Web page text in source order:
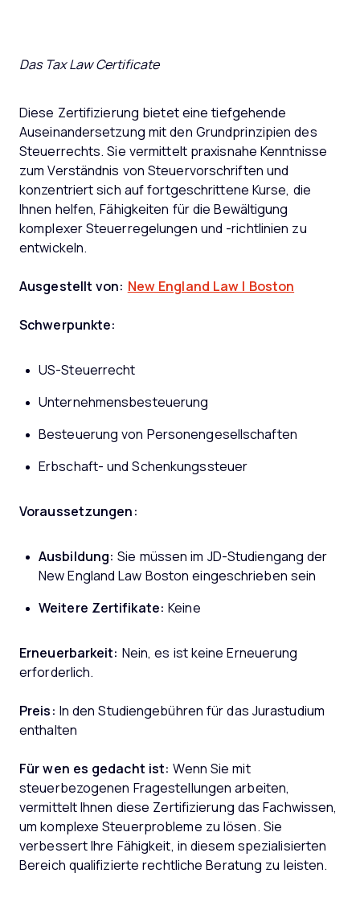
Das Tax Law Certificate
Diese Zertifizierung bietet eine tiefgehende
Auseinandersetzung mit den Grundprinzipien des
Steuerrechts. Sie vermittelt praxisnahe Kenntnisse
zum Verständnis von Steuervorschriften und
konzentriert sich auf fortgeschrittene Kurse, die
Ihnen helfen, Fähigkeiten für die Bewältigung
komplexer Steuerregelungen und -richtlinien zu
entwickeln.
Ausgestellt von: New England Law | Boston
Schwerpunkte:
US-Steuerrecht
Unternehmensbesteuerung
Besteuerung von Personengesellschaften
Erbschaft- und Schenkungssteuer
Voraussetzungen:
Ausbildung: Sie müssen im JD-Studiengang der
New England Law Boston eingeschrieben sein
Weitere Zertifikate: Keine
Erneuerbarkeit: Nein, es ist keine Erneuerung
erforderlich.
Preis: In den Studiengebühren für das Jurastudium
enthalten
Für wen es gedacht ist: Wenn Sie mit
steuerbezogenen Fragestellungen arbeiten,
vermittelt Ihnen diese Zertifizierung das Fachwissen,
um komplexe Steuerprobleme zu lösen. Sie
verbessert Ihre Fähigkeit, in diesem spezialisierten
Bereich qualifizierte rechtliche Beratung zu leisten.